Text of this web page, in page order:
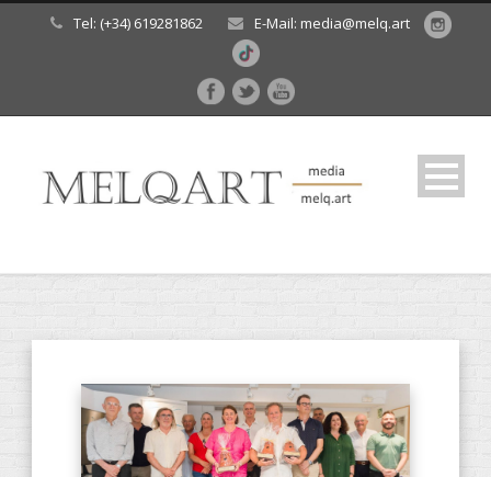
Tel: (+34) 619281862 E-Mail: media@melq.art